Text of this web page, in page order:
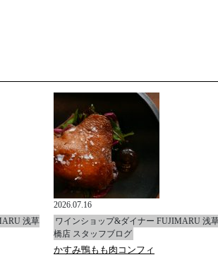
浅草
2026.07.16
ワインショップ&ダイナー FUJIMARU 浅
橋店 スタッフブログ
かすみ鴨もも肉コンフィ